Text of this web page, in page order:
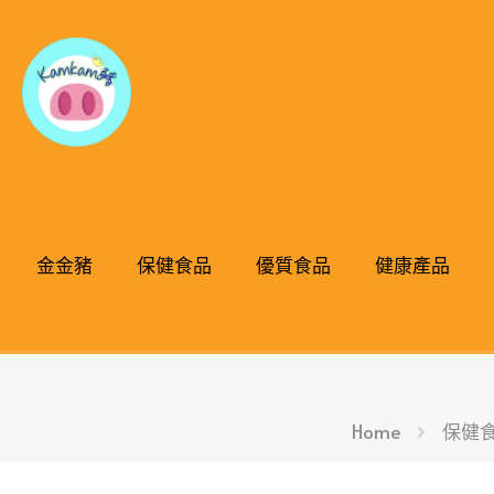
金金豬 保健食品 優質食品 健康產品
Home 保健